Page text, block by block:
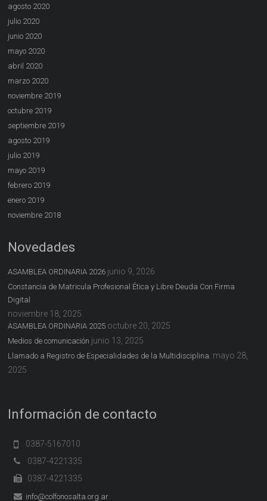
agosto 2020
julio 2020
junio 2020
mayo 2020
abril 2020
marzo 2020
noviembre 2019
octubre 2019
septiembre 2019
agosto 2019
julio 2019
mayo 2019
febrero 2019
enero 2019
noviembre 2018
Novedades
ASAMBLEA ORDINARIA 2026 junio 9, 2026
Constancia de Matricula Profesional Ética y Libre Deuda Con Firma
Digital
noviembre 18, 2025
ASAMBLEA ORDINARIA 2025 octubre 20, 2025
Medios de comunicación junio 13, 2025
Llamado a Registro de Especialidades de la Multidisciplina. mayo 28,
2025
Información de contacto
0387-5167010
0387-4221335
0387-4221335
info@colfonosalta.org.ar